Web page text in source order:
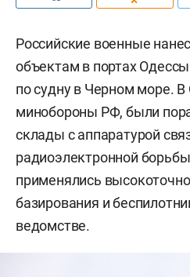
Российские военные
объектам в портах
по судну в Черном море.
минобороны РФ, были
склады с аппаратурой
радиоэлектронной
применялись
базирования и
ведомстве.